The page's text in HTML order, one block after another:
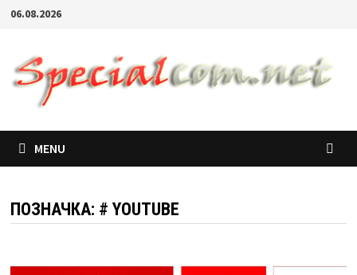
06.08.2026
MENU
ПОЗНАЧКА: # YOUTUBE